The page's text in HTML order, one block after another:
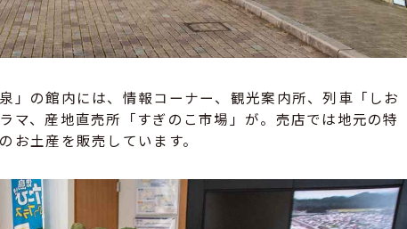
」の館内には、情報コーナー、観光案内所、列車「しお
マ、産地直売所「すぎのこ市場」が。売店では地元の特
お土産を販売しています。